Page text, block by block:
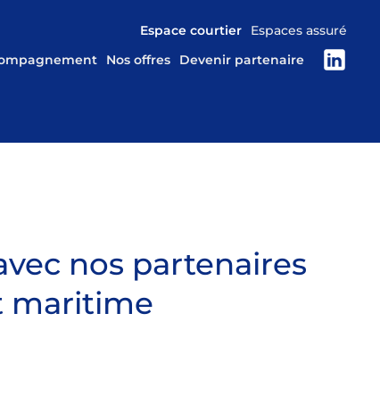
Espace courtier
Espaces assuré
Nos offres Devenir partenaire
nos partenaires
maritime